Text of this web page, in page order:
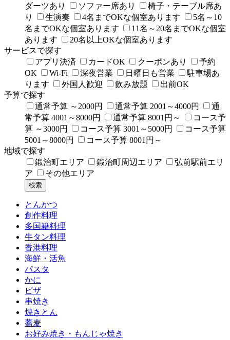
ダーツあり
ソファー席あり
椅子・テーブル席あ
り
生演奏 4名までOKな個室あります
5名～10
名までOKな個室あります
11名～20名までOKな個室
あります
20名以上OKな個室あります
サービスで探す
アプリ決済
カードOK クーポンあり
予約
OK
Wi-Fi 深夜営業 日曜日も営業
駐車場あ
ります
外国人歓迎 飲み放題
出前OK
予算で探す
通常予算 ～2000円
通常予算 2001～4000円
通
常予算 4001～8000円
通常予算 8001円～
コース予
算 ～3000円
コース予算 3001～5000円
コース予算
5001～8000円
コース予算 8001円～
地域で探す
鍛治町エリア
鍛治町周辺エリア
弘前駅前エリ
ア
その他エリア
とんかつ
創作料理
多国籍料理
牛タン料理
香港料理
海鮮・活魚
パスタ
かに
ピザ
串焼き
焼きとん
蕎麦
お好み焼き・もんじゃ焼き